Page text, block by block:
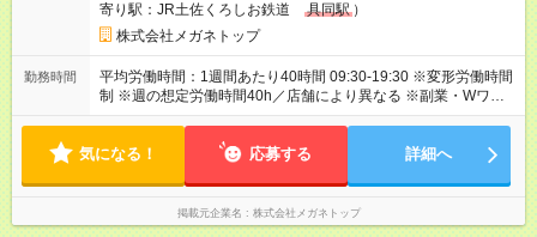
寄り駅：JR土佐くろしお鉄道
具同駅 ）
株式会社メガネトップ
勤務時間
平均労働時間：1週間あたり40時間 09:30-19:30 ※変形労働時間
制 ※週の想定労働時間40h／店舗により異なる ※副業・Wワーク
不可 平均労働時間：1週間あたり40時間 09:30-19:30 ※変形労働
ーク不可
気になる！ 応募する 詳細へ
掲載元企業名 株式会社メガネトップ